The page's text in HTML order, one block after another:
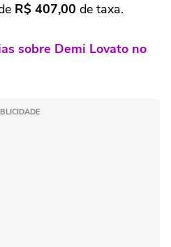
R$ 407,00 de taxa.
sobre Demi Lovato no